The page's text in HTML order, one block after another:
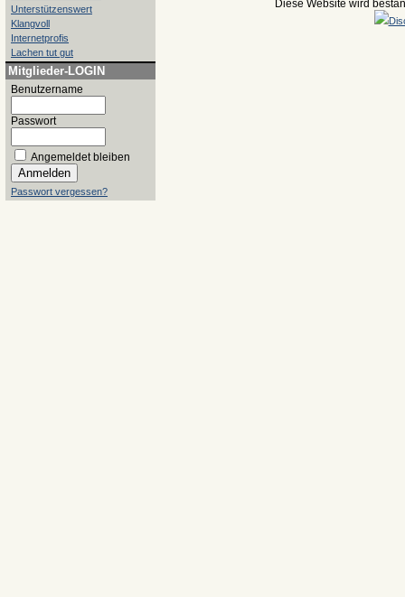
Unterstützenswert
Klangvoll
Internetprofis
Lachen tut gut
Mitglieder-LOGIN
Benutzername
Passwort
Angemeldet bleiben
Passwort vergessen?
Diese Website wird